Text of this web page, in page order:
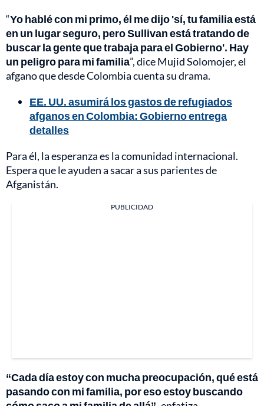
“Yo hablé con mi primo, él me dijo 'sí, tu familia está
en un lugar seguro, pero Sullivan está tratando de
buscar la gente que trabaja para el Gobierno'. Hay
un peligro para mi familia”, dice Mujid Solomojer, el
afgano que desde Colombia cuenta su drama.
EE. UU. asumirá los gastos de refugiados
afganos en Colombia: Gobierno entrega
detalles
Para él, la esperanza es la comunidad internacional.
Espera que le ayuden a sacar a sus parientes de
Afganistán.
PUBLICIDAD
“Cada día estoy con mucha preocupación, qué está
pasando con mi familia, por eso estoy buscando